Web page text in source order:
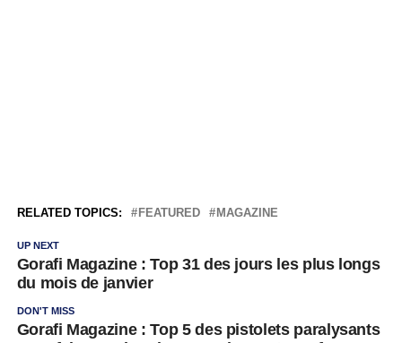
RELATED TOPICS: FEATURED MAGAZINE
UP NEXT
Gorafi Magazine : Top 31 des jours les plus longs
du mois de janvier
DON'T MISS
Gorafi Magazine : Top 5 des pistolets paralysants